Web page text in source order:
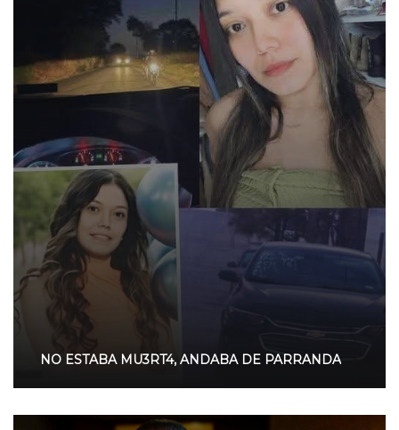
NO ESTABA MU3RT4, ANDABA DE PARRANDA